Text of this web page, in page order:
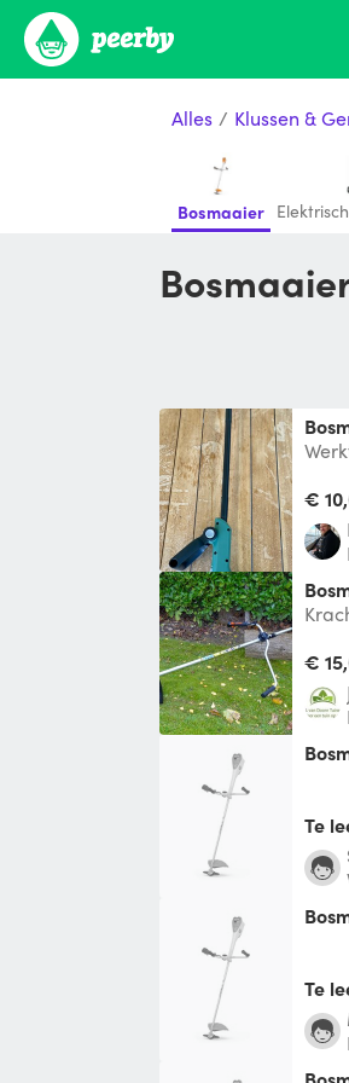
Alles / Klussen &
Bosmaaier
€
€
Te
Te